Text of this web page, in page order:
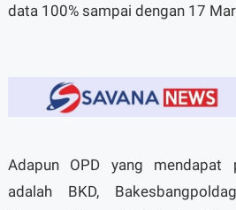
data 100% sampai dengan 17
Adapun OPD yang mendapat
adalah BKD,